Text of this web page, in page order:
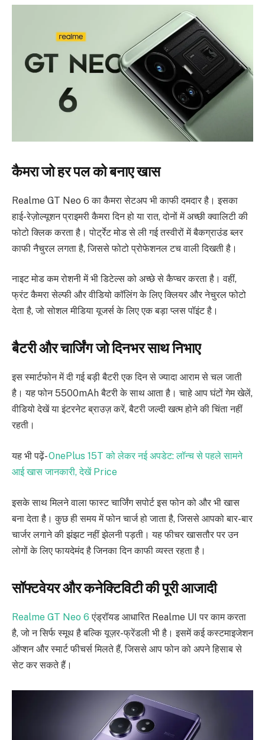
कैमरा जो हर पल को बनाए खास
Realme GT Neo 6 का कैमरा सेटअप भी काफी दमदार है। इसका
हाई-रेज़ोल्यूशन प्राइमरी कैमरा दिन हो या रात, दोनों में अच्छी क्वालिटी की
फोटो क्लिक करता है। पोर्ट्रेट मोड से ली गई तस्वीरों में बैकग्राउंड ब्लर
काफी नैचुरल लगता है, जिससे फोटो प्रोफेशनल टच वाली दिखती है।
नाइट मोड कम रोशनी में भी डिटेल्स को अच्छे से कैप्चर करता है। वहीं,
फ्रंट कैमरा सेल्फी और वीडियो कॉलिंग के लिए क्लियर और नेचुरल फोटो
देता है, जो सोशल मीडिया यूजर्स के लिए एक बड़ा प्लस पॉइंट है।
बैटरी और चार्जिंग जो दिनभर साथ निभाए
इस स्मार्टफोन में दी गई बड़ी बैटरी एक दिन से ज्यादा आराम से चल जाती
है। यह फोन 5500mAh बैटरी के साथ आता है। चाहे आप घंटों गेम खेलें,
वीडियो देखें या इंटरनेट ब्राउज़ करें, बैटरी जल्दी खत्म होने की चिंता नहीं
रहती।
यह भी पढ़ें-OnePlus 15T को लेकर नई अपडेट: लॉन्च से पहले सामने
आई खास जानकारी, देखें Price
इसके साथ मिलने वाला फास्ट चार्जिंग सपोर्ट इस फोन को और भी खास
बना देता है। कुछ ही समय में फोन चार्ज हो जाता है, जिससे आपको बार-बार
चार्जर लगाने की झंझट नहीं झेलनी पड़ती। यह फीचर खासतौर पर उन
लोगों के लिए फायदेमंद है जिनका दिन काफी व्यस्त रहता है।
सॉफ्टवेयर और कनेक्टिविटी की पूरी आजादी
Realme GT Neo 6 एंड्रॉयड आधारित Realme UI पर काम करता
है, जो न सिर्फ स्मूथ है बल्कि यूज़र-फ्रेंडली भी है। इसमें कई कस्टमाइजेशन
ऑप्शन और स्मार्ट फीचर्स मिलते हैं, जिससे आप फोन को अपने हिसाब से
सेट कर सकते हैं।